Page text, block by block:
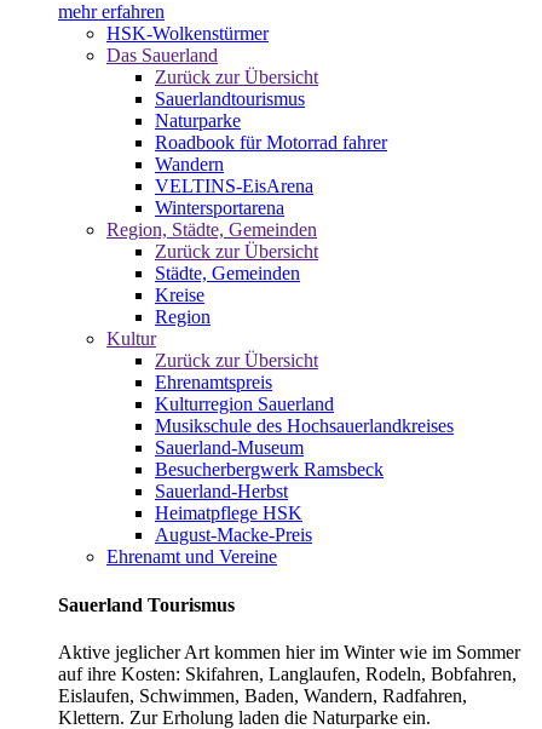
mehr erfahren
HSK-Wolkenstürmer
Das Sauerland
Zurück zur Übersicht
Sauerlandtourismus
Naturparke
Roadbook für Motorrad fahrer
Wandern
VELTINS-EisArena
Wintersportarena
Region, Städte, Gemeinden
Zurück zur Übersicht
Städte, Gemeinden
Kreise
Region
Kultur
Zurück zur Übersicht
Ehrenamtspreis
Kulturregion Sauerland
Musikschule des Hochsauerlandkreises
Sauerland-Museum
Besucherbergwerk Ramsbeck
Sauerland-Herbst
Heimatpflege HSK
August-Macke-Preis
Ehrenamt und Vereine
Sauerland Tourismus
Aktive jeglicher Art kommen hier im Winter wie im Sommer
auf ihre Kosten: Skifahren, Langlaufen, Rodeln, Bobfahren,
Eislaufen, Schwimmen, Baden, Wandern, Radfahren,
Klettern. Zur Erholung laden die Naturparke ein.